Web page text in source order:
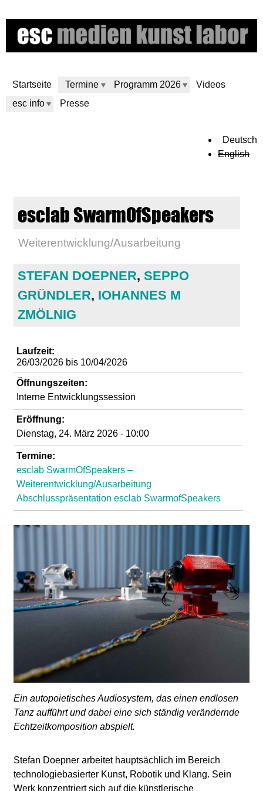
zum
Inhalt
Startseite Termine Programm 2026
Videos
esc info
Presse
m
n
b
o
Deutsch
English
esclab SwarmOfSpeakers
Weiterentwicklung/Ausarbeitung
STEFAN DOEPNER, SEPPO
GRÜNDLER, IOHANNES M
ZMÖLNIG
Laufzeit:
26/03/2026bis 10/04/2026
Öffnungszeiten:
Interne Entwicklungssession
Eröffnung:
Dienstag, 24. März 2026 - 10:00
Termine:
esclab SwarmOfSpeakers –
Weiterentwicklung/Ausarbeitung
Abschlusspräsentation esclab SwarmofSpeakers
Ein autopoietisches Audiosystem, das einen endlosen
Tanz aufführt und dabei eine sich ständig verändernde
Echtzeitkomposition abspielt.
Stefan Doepner arbeitet hauptsächlich im Bereich
technologiebasierter Kunst, Robotik und Klang. Sein
Werk konzentriert sich auf die künstlerische